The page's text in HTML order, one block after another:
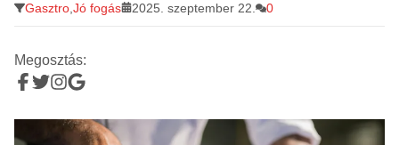
Gasztro Jó fogás 2025. szeptember 22. 0
Megosztás: